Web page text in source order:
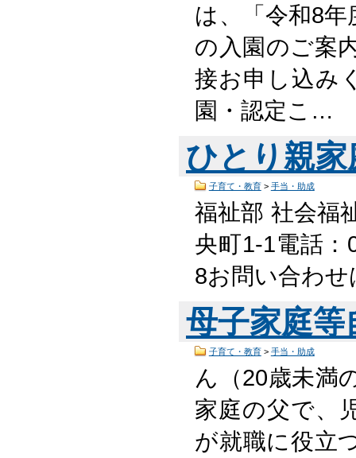
は、「令和8
の入園のご案
接お申し込
園・認定こ…
ひとり親
子育て・教育> 手当・助成
福祉部 社会福
央町1-1電話
8お問い合わ
母子家庭
子育て・教育> 手当・助成
ん（20歳未満
家庭の父で、
が就職に役立